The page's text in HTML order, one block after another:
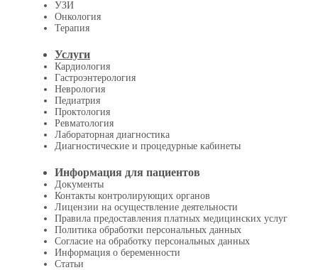
УЗИ
Онкология
Терапия
Услуги
Кардиология
Гастроэнтерология
Неврология
Педиатрия
Проктология
Ревматология
Лабораторная диагностика
Диагностические и процедурные кабинеты
Информация для пациентов
Документы
Контакты контролирующих органов
Лицензии на осуществление деятельности
Правила предоставления платных медицинских услуг
Политика обработки персональных данных
Согласие на обработку персональных данных
Информация о беременности
Статьи